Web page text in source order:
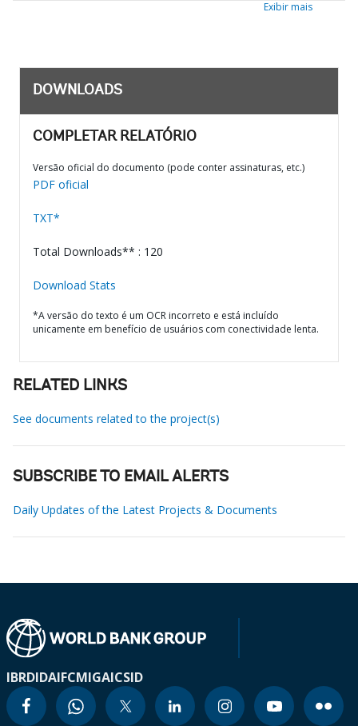
Exibir mais
DOWNLOADS
COMPLETAR RELATÓRIO
Versão oficial do documento (pode conter assinaturas, etc.)
PDF oficial
TXT*
Total Downloads** : 120
Download Stats
*A versão do texto é um OCR incorreto e está incluído
unicamente em benefício de usuários com conectividade lenta.
RELATED LINKS
See documents related to the project(s)
SUBSCRIBE TO EMAIL ALERTS
Daily Updates of the Latest Projects & Documents
IBRDIDAIFCMIGAICSID